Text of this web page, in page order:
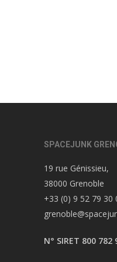
SPACEJUNK
19 rue Génissieu,
38000 Grenoble
+33 (0) 9 52 79 30
N° SIRET 800 782